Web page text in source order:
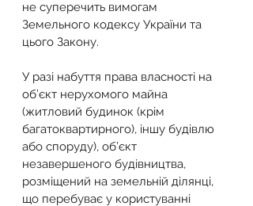
не суперечить вимогам
Земельного кодексу України та
цього Закону.
У разі набуття права власності на
об’єкт нерухомого майна
(житловий будинок (крім
багатоквартирного), іншу будівлю
або споруду), об’єкт
незавершеного будівництва,
розміщений на земельній ділянці,
що перебуває у користуванні